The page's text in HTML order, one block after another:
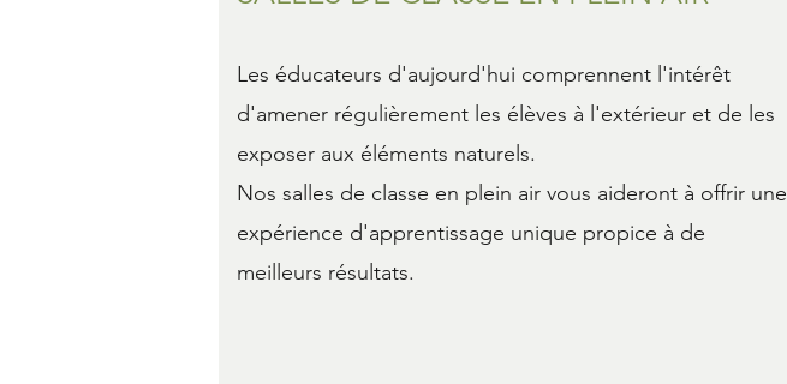
Les éducateurs d'aujourd'hui comprennent l'intérêt
d'amener régulièrement les élèves à l'extérieur et de les
exposer aux éléments naturels.
Nos salles de classe en plein air vous aideront à offrir une
expérience d'apprentissage unique propice à de
meilleurs résultats.